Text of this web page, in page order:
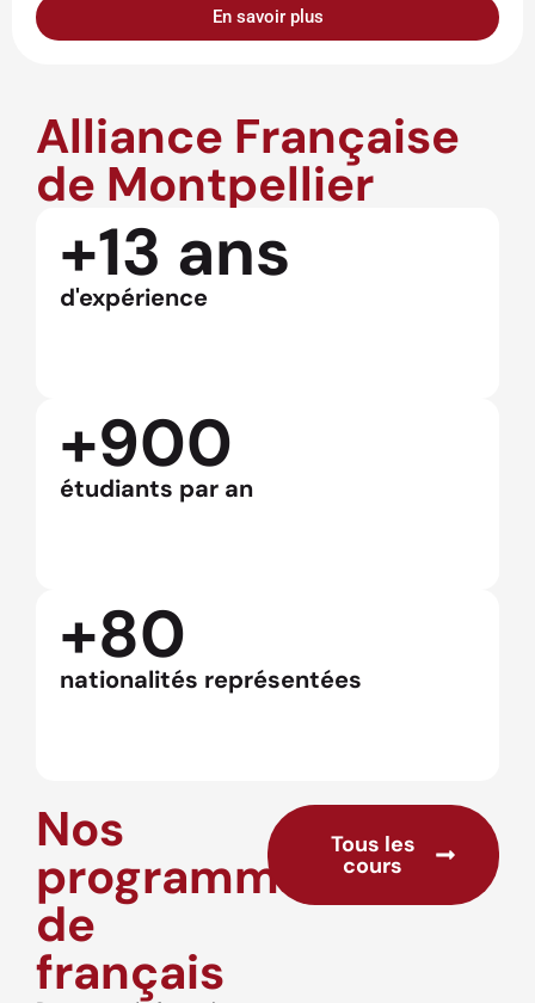
En savoir plus
Alliance Française
de Montpellier
+13 ans
d'expérience
+900
étudiants par an
+80
nationalités représentées
Nos
programmes
de
français
Tous les
cours